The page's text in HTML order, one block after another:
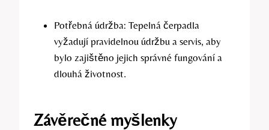
Potřebná údržba: Tepelná čerpadla
vyžadují pravidelnou údržbu a servis, aby
bylo zajištěno jejich správné fungování a
dlouhá životnost.
Závěrečné myšlenky